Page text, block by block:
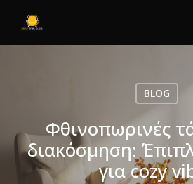
main
BLOG
Φθινοπωρινές
διακόσμηση:
για cozy